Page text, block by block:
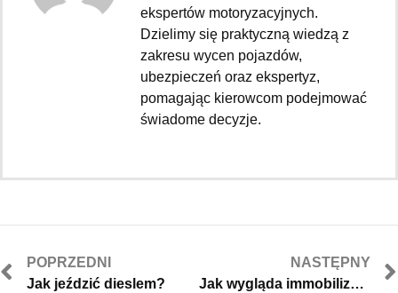
ekspertów motoryzacyjnych.
Dzielimy się praktyczną wiedzą z
zakresu wycen pojazdów,
ubezpieczeń oraz ekspertyz,
pomagając kierowcom podejmować
świadome decyzje.
POPRZEDNI
Jak jeździć dieslem?
NASTĘPNY
Jak wygląda immobilizer w kluczyku?